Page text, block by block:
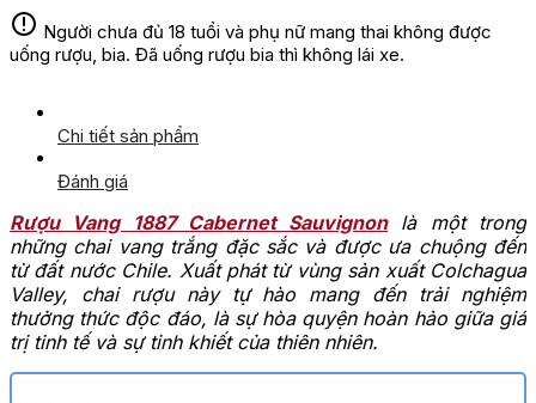
Người chưa đủ 18 tuổi và phụ nữ mang thai không được
uống rượu, bia. Đã uống rượu bia thì không lái xe.
Chi tiết sản phẩm
Đánh giá
Rượu Vang 1887 Cabernet Sauvignonlà một trong
những chai vang trắng đặc sắc và được ưa chuộng đến
từ đất nước Chile. Xuất phát từ vùng sản xuất Colchagua
Valley, chai rượu này tự hào mang đến trải nghiệm
thưởng thức độc đáo, là sự hòa quyện hoàn hảo giữa giá
trị tinh tế và sự tinh khiết của thiên nhiên.